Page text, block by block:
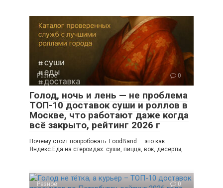
Разное 0
Голод, ночь и лень — не проблема
ТОП-10 доставок суши и роллов в
Москве, что работают даже когда
всё закрыто, рейтинг 2026 г
Почему стоит попробовать: FoodBand — это как
Яндекс.Еда на стероидах: суши, пицца, вок, десерты,
Разное 0